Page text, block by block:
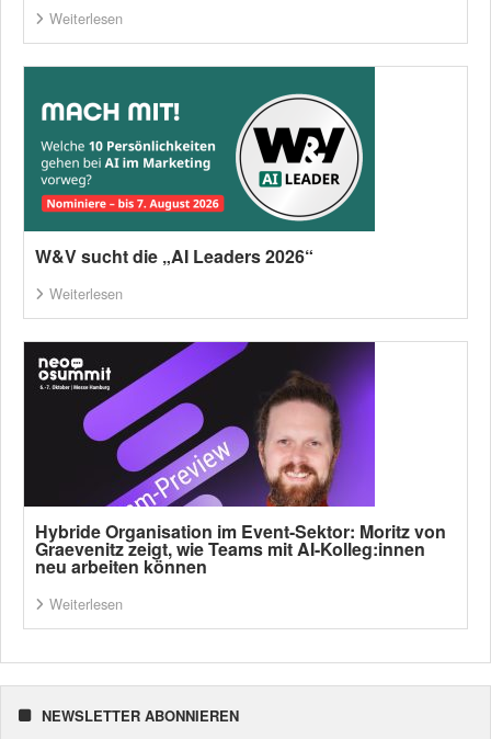
Weiterlesen
W&V sucht die „AI Leaders 2026“
Weiterlesen
Hybride Organisation im Event-Sektor: Moritz von
Graevenitz zeigt, wie Teams mit AI-Kolleg:innen
neu arbeiten können
Weiterlesen
NEWSLETTER ABONNIEREN